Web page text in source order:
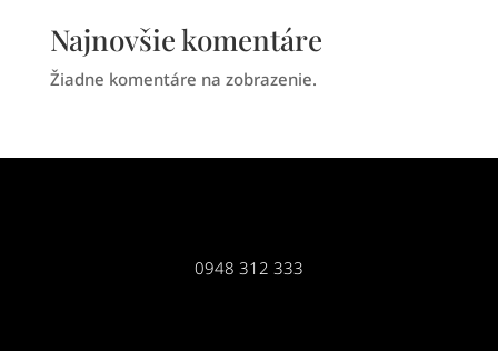
Najnovšie komentáre
Žiadne komentáre na zobrazenie.
0948 312 333